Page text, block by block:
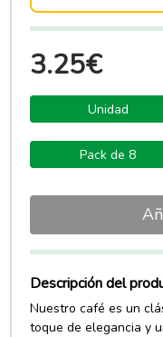
3.25€
Unidad
Pack de 8
Descripción del
Nuestro café es un
toque de elegancia y